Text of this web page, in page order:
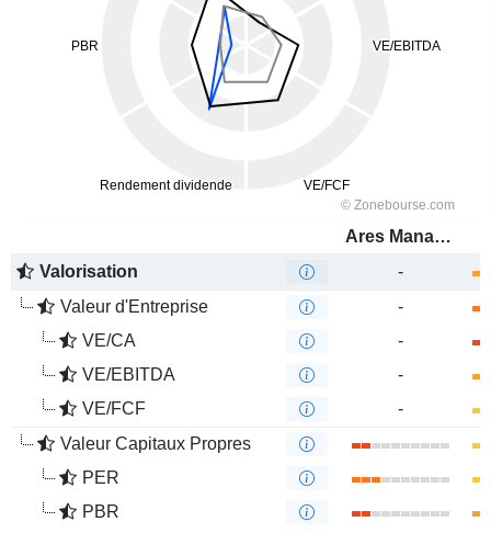
Ares Management Corporation
Valorisation
-
Valeur d'Entreprise
-
VE/CA
-
VE/EBITDA
-
VE/FCF
-
Valeur Capitaux Propres
PER
PBR